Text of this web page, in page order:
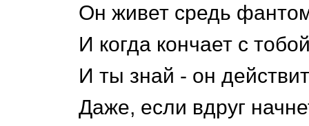
Он живет средь
И когда кончает с
И ты знай - он
Даже, если вдруг